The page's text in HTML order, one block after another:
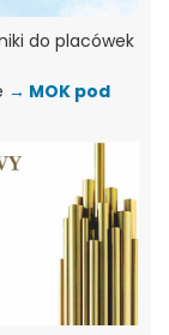
do placówek
→ MOK pod